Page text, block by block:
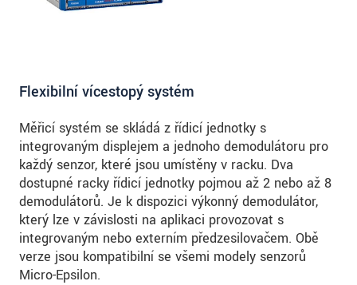
Flexibilní vícestopý systém
Měřicí systém se skládá z řídicí jednotky s
integrovaným displejem a jednoho demodulátoru pro
každý senzor, které jsou umístěny v racku. Dva
dostupné racky řídicí jednotky pojmou až 2 nebo až 8
demodulátorů. Je k dispozici výkonný demodulátor,
který lze v závislosti na aplikaci provozovat s
integrovaným nebo externím předzesilovačem. Obě
verze jsou kompatibilní se všemi modely senzorů
Micro-Epsilon.